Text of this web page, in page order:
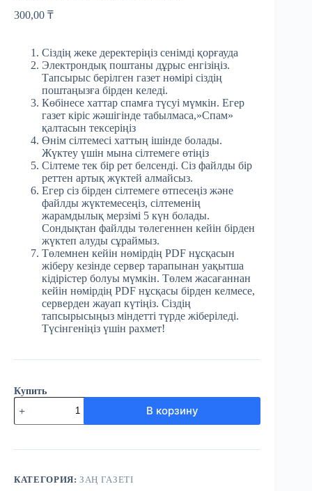
300,00 ₸
Сіздің жеке деректеріңіз сенімді қорғауда
Электрондық поштаны дұрыс енгізіңіз.
Тапсырыс берілген газет нөмірі сіздің
поштаңызға бірден келеді.
Көбінесе хаттар спамға түсуі мүмкін. Егер
газет кіріс жәшігінде табылмаса,»Спам»
қалтасын тексеріңіз
Өнім сілтемесі хаттың ішінде болады.
Жүктеу үшін мына сілтемеге өтіңіз
Сілтеме тек бір рет белсенді. Сіз файлды бір
реттен артық жүктей алмайсыз.
Егер сіз бірден сілтемеге өтпесеңіз және
файлды жүктемесеңіз, сілтеменің
жарамдылық мерзімі 5 күн болады.
Сондықтан файлды төлегеннен кейін бірден
жүктеп алуды сұраймыз.
Төлемнен кейін нөмірдің PDF нұсқасын
жіберу кезінде сервер тарапынан уақытша
кідірістер болуы мүмкін. Төлем жасағаннан
кейін нөмірдің PDF нұсқасы бірден келмесе,
серверден жауап күтіңіз. Сіздің
тапсырысыңыз міндетті түрде жіберіледі.
Түсінгеніңіз үшін рахмет!
Купить
Количество
товара
№96
Заң
желтоқсан
В корзину
КАТЕГОРИЯ:ЗАҢ ГАЗЕТІ